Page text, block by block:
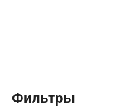
Фильтры